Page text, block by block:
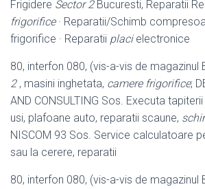
Frigidere Sector 2Bucuresti, Reparatii
frigorifice· Reparatii/Schimb
frigorifice · Reparatii placielectronice
80, interfon 080, (vis-a-vis de magazinul
2, masini inghetata, camere frigorifice;
AND CONSULTING Sos. Executa
usi, plafoane auto, reparatii scaune,
NISCOM 93 Sos. Service calculatoare
sau la cerere, reparatii
80, interfon 080, (vis-a-vis de magazinul